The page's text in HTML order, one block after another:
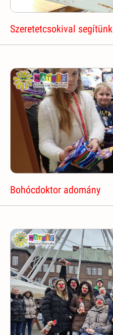
Szeretetcsokival segítünk
Bohócdoktor adomány